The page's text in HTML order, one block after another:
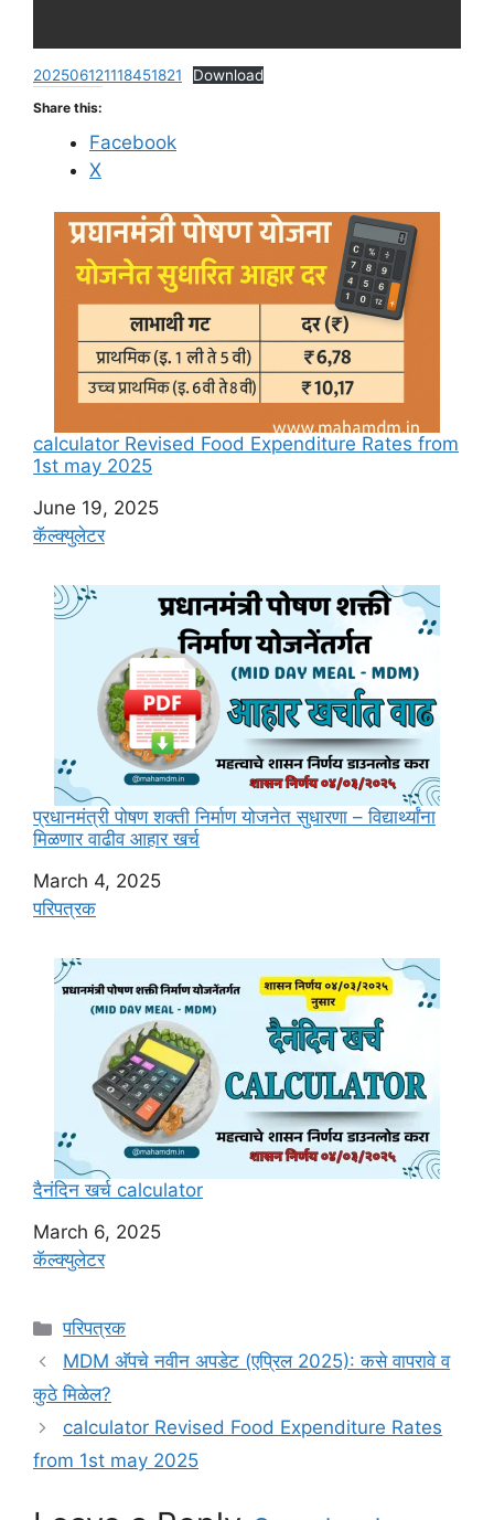
202506121118451821 Download
Share this:
Facebook
X
calculator Revised Food Expenditure Rates from
1st may 2025
Date
June 19, 2025
In relation to
कॅल्क्युलेटर
प्रधानमंत्री पोषण शक्ती निर्माण योजनेत सुधारणा – विद्यार्थ्यांना
मिळणार वाढीव आहार खर्च
Date
March 4, 2025
In relation to
परिपत्रक
दैनंदिन खर्च calculator
Date
March 6, 2025
In relation to
कॅल्क्युलेटर
C
a
t
e
g
o
परिपत्रक
MDM अ‍ॅपचे नवीन अपडेट (एप्रिल 2025): कसे वापरावे व
कुठे मिळेल?
calculator Revised Food Expenditure Rates
from 1st may 2025